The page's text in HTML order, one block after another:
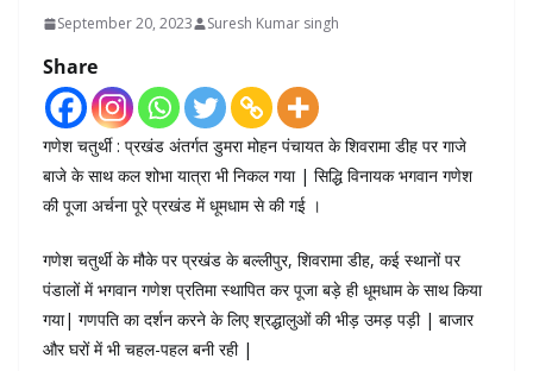
September 20, 2023 Suresh Kumar singh
Share
गणेश चतुर्थी : प्रखंड अंतर्गत डुमरा मोहन पंचायत के शिवरामा डीह पर गाजे
बाजे के साथ कल शोभा यात्रा भी निकल गया | सिद्धि विनायक भगवान गणेश
की पूजा अर्चना पूरे प्रखंड में धूमधाम से की गई ।
गणेश चतुर्थी के मौके पर प्रखंड के बल्लीपुर, शिवरामा डीह, कई स्थानों पर
पंडालों में भगवान गणेश प्रतिमा स्थापित कर पूजा बड़े ही धूमधाम के साथ किया
गया| गणपति का दर्शन करने के लिए श्रद्धालुओं की भीड़ उमड़ पड़ी | बाजार
और घरों में भी चहल-पहल बनी रही |